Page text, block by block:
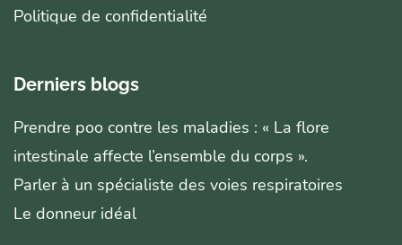
Politique de confidentialité
Derniers blogs
Prendre poo contre les maladies : « La flore
intestinale affecte l’ensemble du corps ».
Parler à un spécialiste des voies respiratoires
Le donneur idéal